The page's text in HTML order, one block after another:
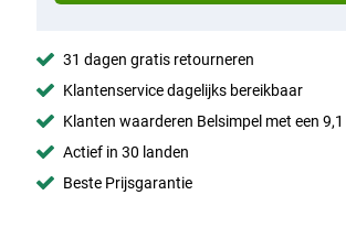
31 dagen gratis retourneren
Klantenservice dagelijks bereikbaar
Klanten waarderen Belsimpel met een
Actief in 30 landen
Beste Prijsgarantie